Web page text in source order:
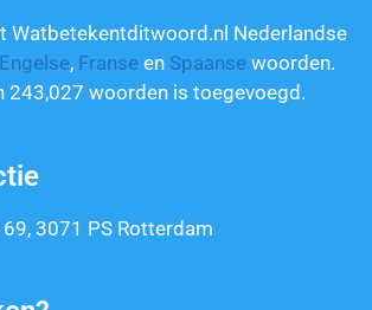
Watbetekentditwoord.nl Nederlandse
Engelse, Franse en Spaanse woorden.
243,027 woorden is toegevoegd.
3071 PS Rotterdam